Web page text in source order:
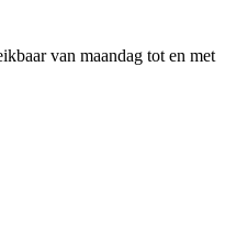
van maandag tot en met